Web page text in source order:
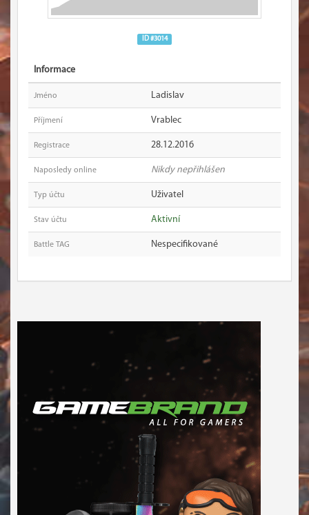
ID #3014
Informace
Jméno Ladislav
Příjmení Vrablec
Registrace 28.12.2016
Naposledy online Nikdy nepřihlášen
Typ účtu Uživatel
Stav účtu Aktivní
Battle TAG Nespecifikované